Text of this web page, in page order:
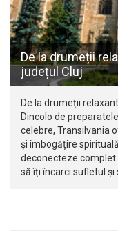
De la drumeții
județul Cluj
De la drumeții
Dincolo de
celebre, Transilvania
și îmbogățire
deconecteze complet
să îți încarci sufletul și